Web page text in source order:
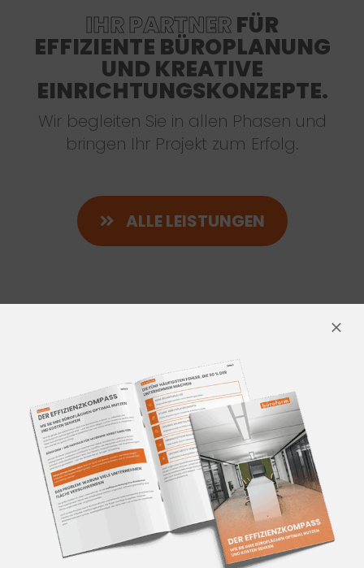
IHR PARTNERFÜR
EFFIZIENTE BÜROPLANUNG
UND KREATIVE
EINRICHTUNGSKONZEPTE.
Wir begleiten Sie in allen Phasen und
bringen Ihr Projekt zum Erfolg.
ALLE LEISTUNGEN